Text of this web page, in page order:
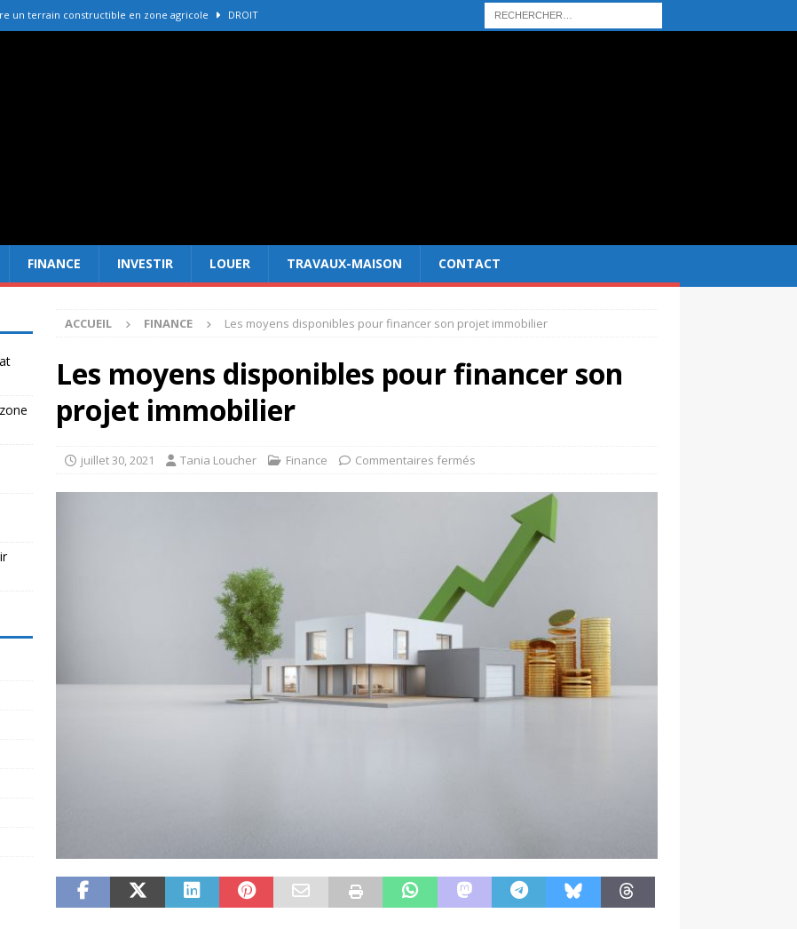
un terrain constructible en zone agricole DROIT
FINANCE INVESTIR LOUER TRAVAUX-MAISON CONTACT
ACCUEIL FINANCE Les moyens disponibles pour financer son projet immobilier
Les moyens disponibles pour financer son
projet immobilier
juillet 30, 2021 Tania Loucher Finance Commentaires fermés